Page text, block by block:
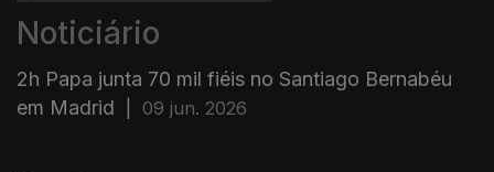
Noticiário
2h Papa junta 70 mil fiéis no Santiago Bernabéu
em Madrid
09 jun. 2026